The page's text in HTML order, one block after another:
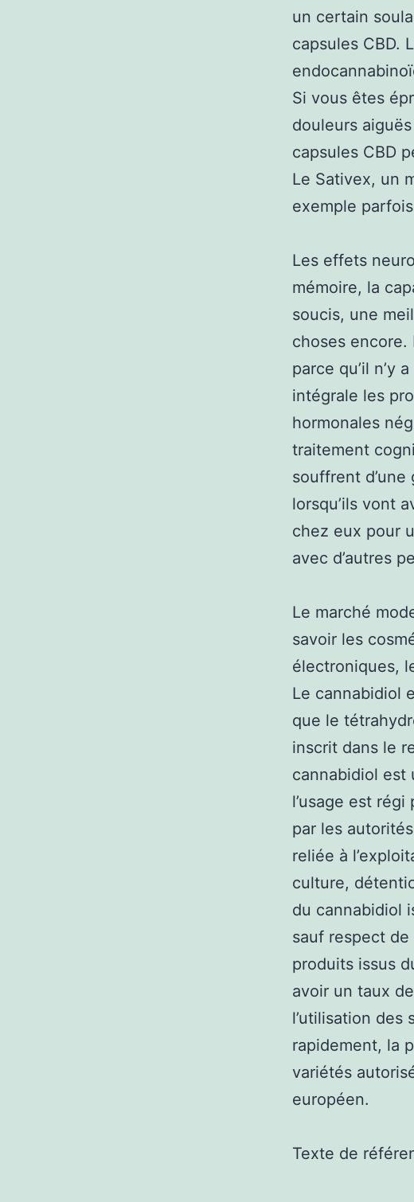
un certain
capsules CBD.
Si vous êtes
douleurs
capsules CBD
Le Sativex, un
exemple
Les effets
mémoire, la
soucis, une
choses encore.
parce qu’il n’y
intégrale les
hormonales
traitement
souffrent d’une
lorsqu’ils vont
chez eux pour
avec d’autres
Le marché
savoir les
électroniques,
Le cannabidiol
que le
inscrit dans le
cannabidiol est
l’usage est
par les
reliée à
culture,
du cannabidiol
sauf respect
produits issus
avoir un taux
l’utilisation des
rapidement, la
variétés
européen.
Texte de